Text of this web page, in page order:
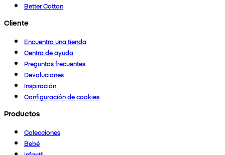
Better Cotton
Cliente
Encuentra una tienda
Centro de ayuda
Preguntas frecuentes
Devoluciones
Inspiración
Configuración de cookies
Productos
Colecciones
Bebé